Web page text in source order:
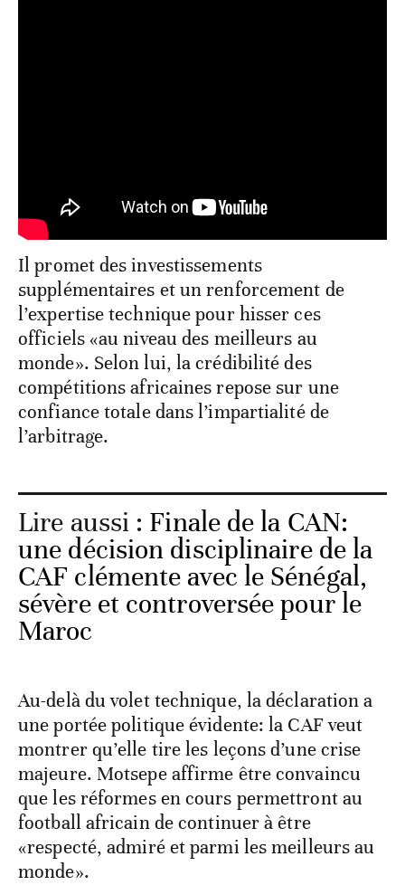
Il promet des investissements
supplémentaires et un renforcement de
l’expertise technique pour hisser ces
officiels «au niveau des meilleurs au
monde». Selon lui, la crédibilité des
compétitions africaines repose sur une
confiance totale dans l’impartialité de
l’arbitrage.
Lire aussi : Finale de la CAN:
une décision disciplinaire de la
CAF clémente avec le Sénégal,
sévère et controversée pour le
Maroc
Au-delà du volet technique, la déclaration a
une portée politique évidente: la CAF veut
montrer qu’elle tire les leçons d’une crise
majeure. Motsepe affirme être convaincu
que les réformes en cours permettront au
football africain de continuer à être
«respecté, admiré et parmi les meilleurs au
monde».